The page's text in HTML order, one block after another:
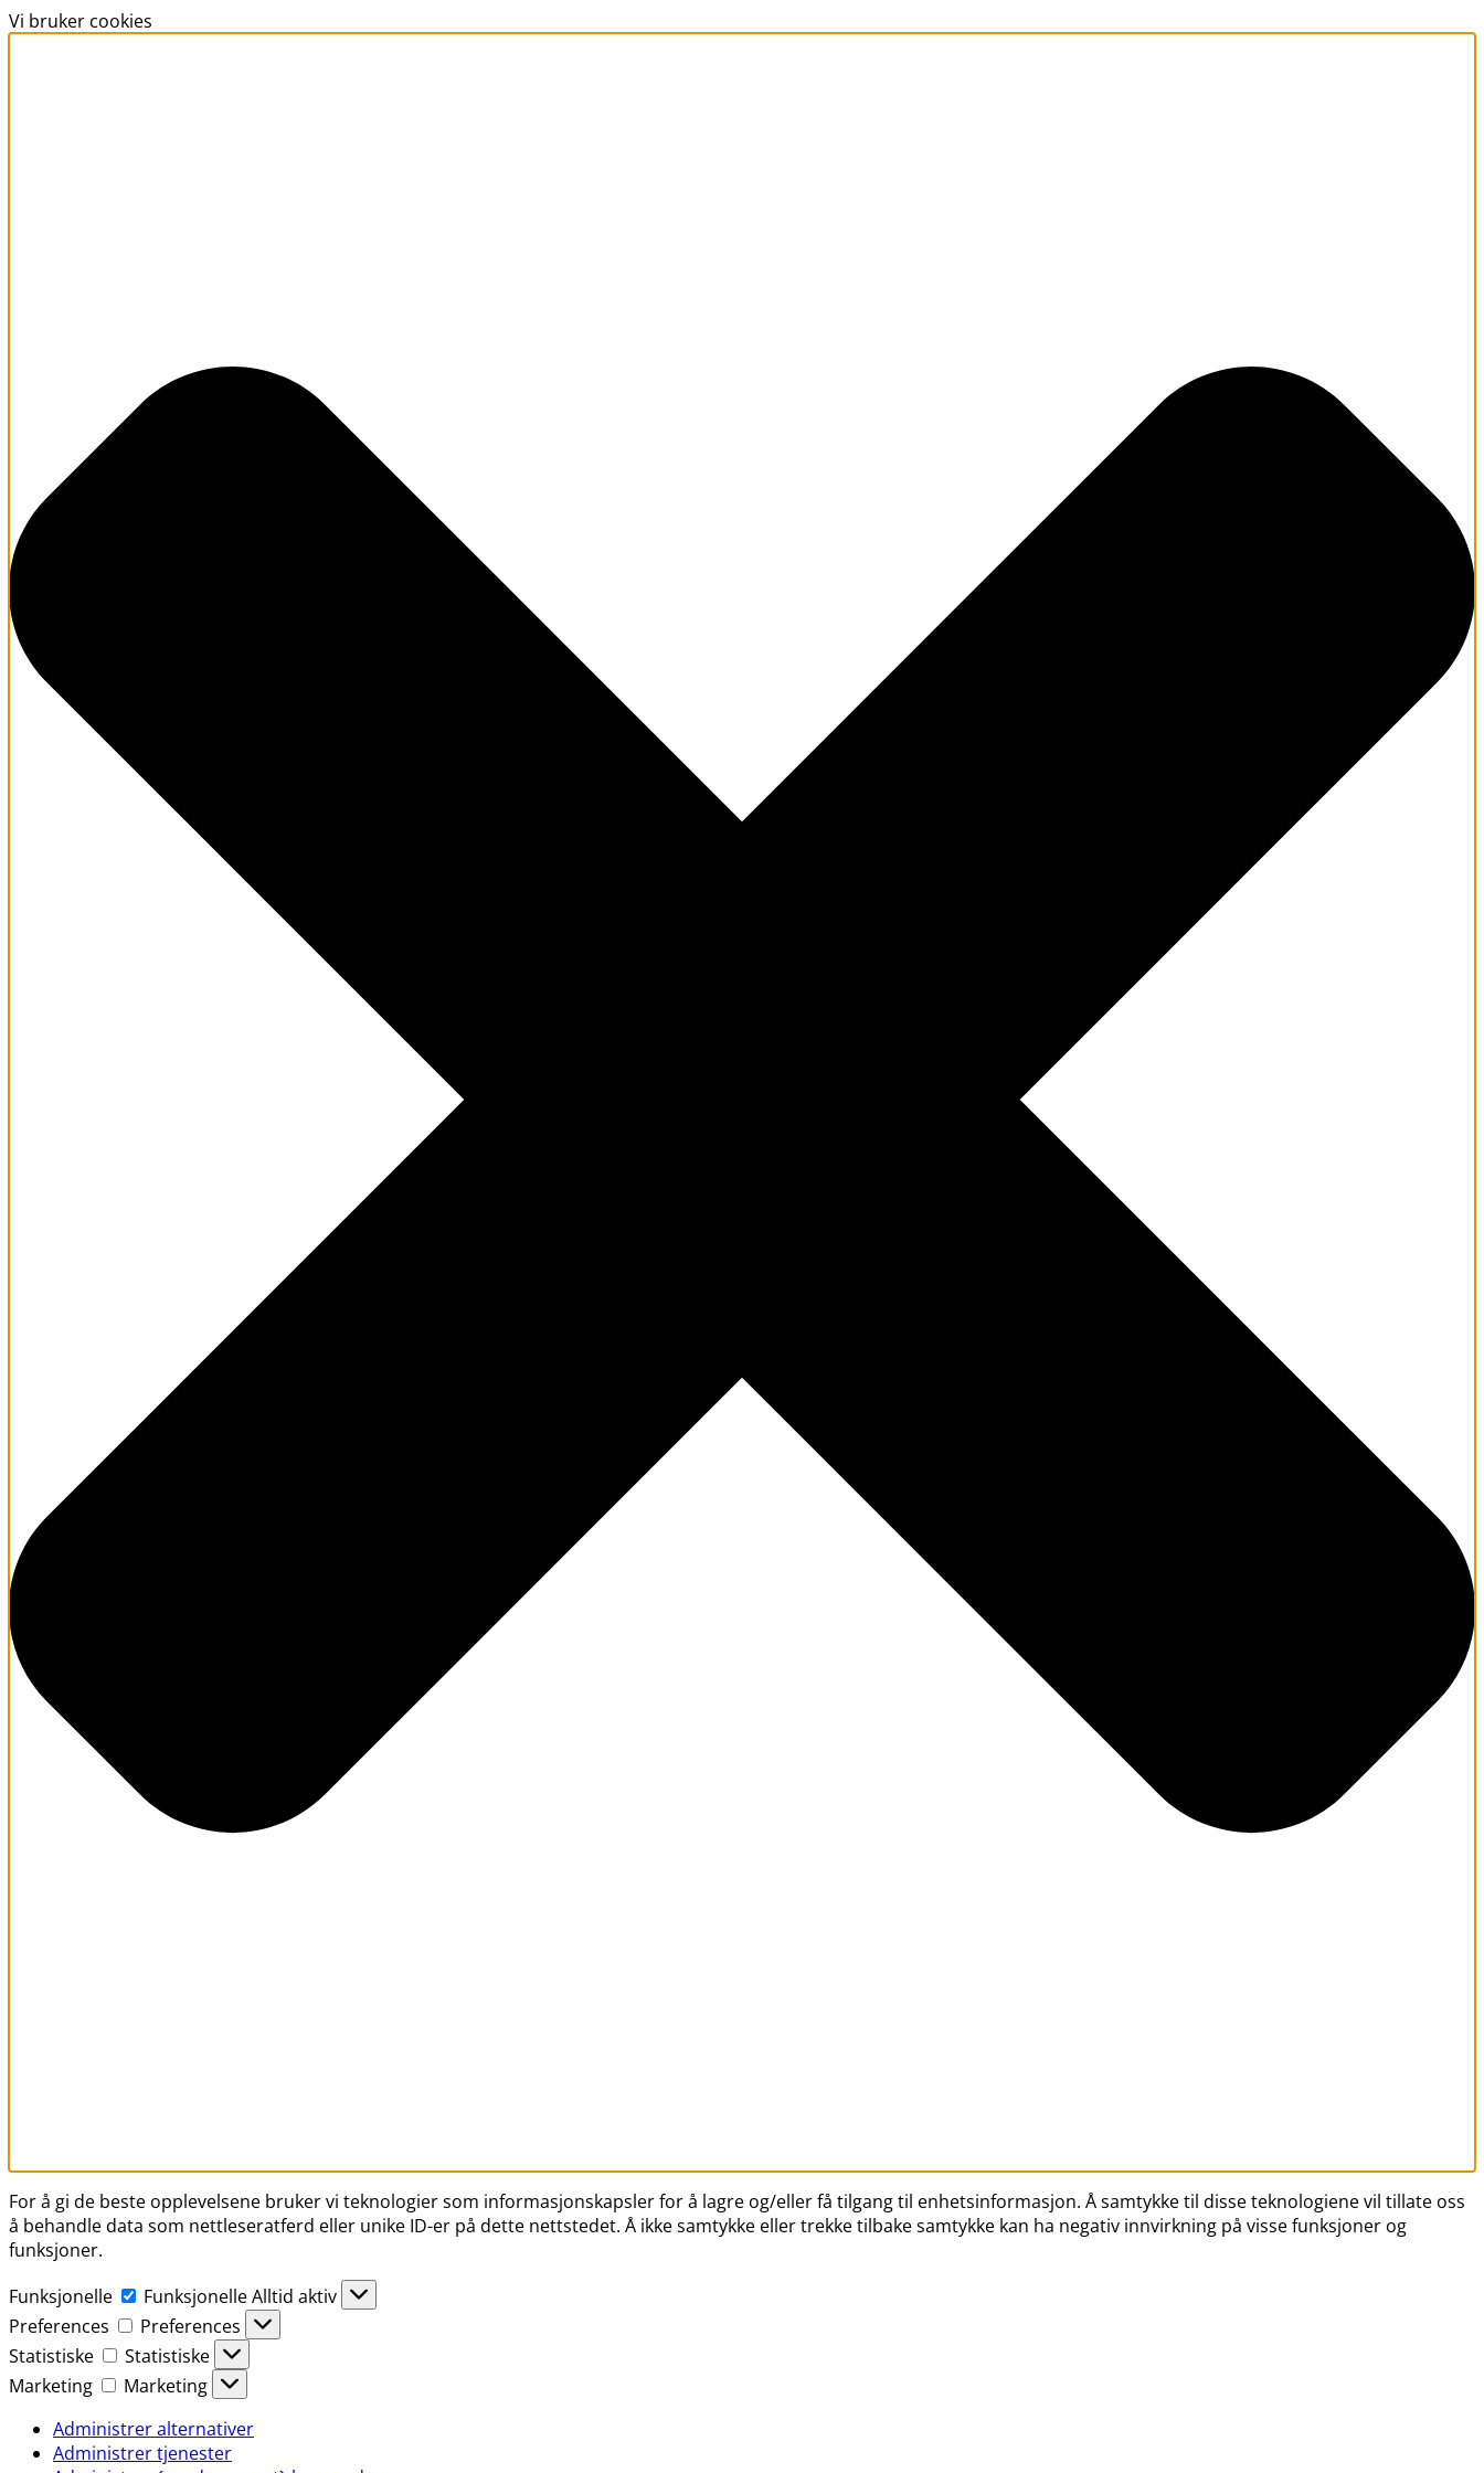
Vi bruker cookies
For å gi de beste opplevelsene bruker vi teknologier som informasjonskapsler for å lagre og/eller få tilgang til enhetsinformasjon. Å samtykke til disse teknologiene vil tillate oss
å behandle data som nettleseratferd eller unike ID-er på dette nettstedet. Å ikke samtykke eller trekke tilbake samtykke kan ha negativ innvirkning på visse funksjoner og
funksjoner.
Funksjonelle
FunksjonelleAlltid aktiv
Preferences
Preferences
Statistiske
Statistiske
Marketing
Marketing
Administrer alternativer
Administrer tjenester